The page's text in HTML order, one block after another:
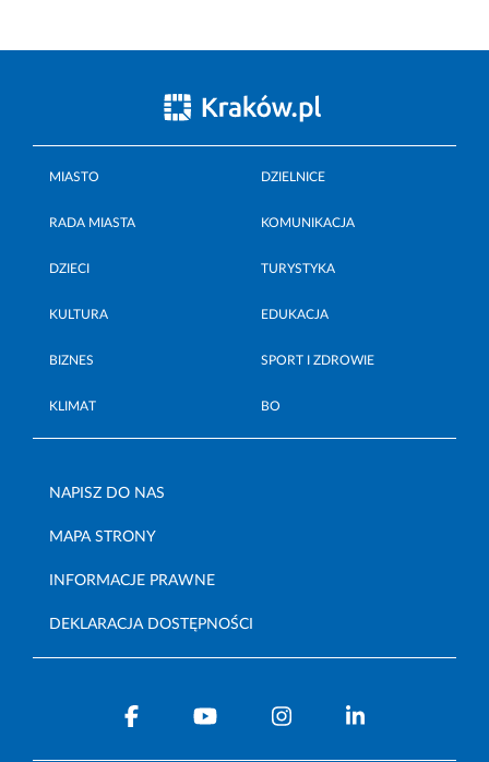
MIASTO DZIELNICE
RADA MIASTA KOMUNIKACJA
DZIECI TURYSTYKA
KULTURA EDUKACJA
BIZNES SPORT I ZDROWIE
KLIMAT BO
NAPISZ DO NAS
MAPA STRONY
INFORMACJE PRAWNE
DEKLARACJA DOSTĘPNOŚCI